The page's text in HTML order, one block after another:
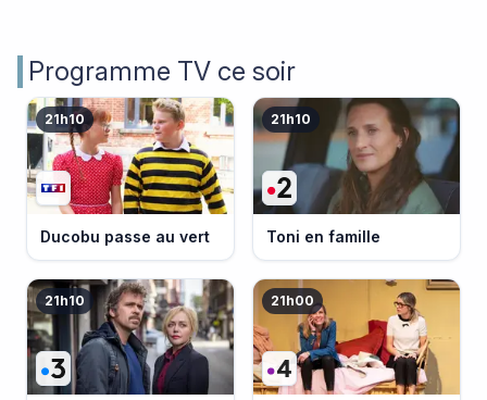
Programme TV ce soir
21h10
Ducobu passe au vert
21h10
Toni en famille
21h10 21h00